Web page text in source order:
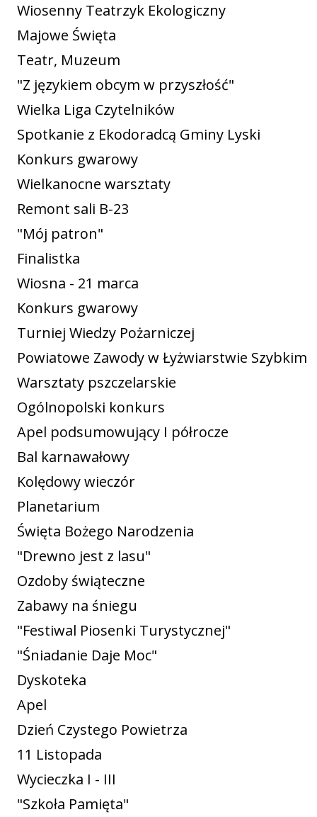
Wiosenny Teatrzyk Ekologiczny
Majowe Święta
Teatr, Muzeum
"Z językiem obcym w przyszłość"
Wielka Liga Czytelników
Spotkanie z Ekodoradcą Gminy Lyski
Konkurs gwarowy
Wielkanocne warsztaty
Remont sali B-23
"Mój patron"
Finalistka
Wiosna - 21 marca
Konkurs gwarowy
Turniej Wiedzy Pożarniczej
Powiatowe Zawody w Łyżwiarstwie Szybkim
Warsztaty pszczelarskie
Ogólnopolski konkurs
Apel podsumowujący I półrocze
Bal karnawałowy
Kolędowy wieczór
Planetarium
Święta Bożego Narodzenia
"Drewno jest z lasu"
Ozdoby świąteczne
Zabawy na śniegu
"Festiwal Piosenki Turystycznej"
"Śniadanie Daje Moc"
Dyskoteka
Apel
Dzień Czystego Powietrza
11 Listopada
Wycieczka I - III
"Szkoła Pamięta"